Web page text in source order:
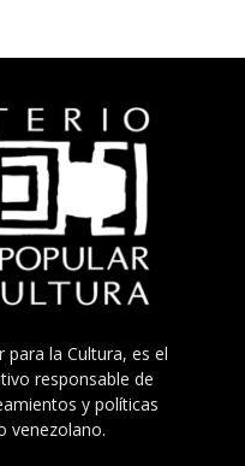
la Cultura, es el
responsable de
y políticas
venezolano.